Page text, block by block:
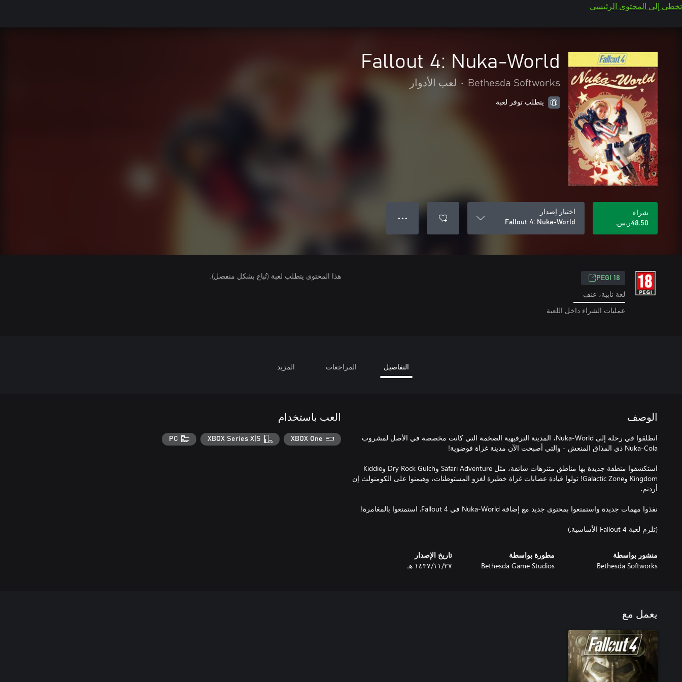
تخطي إلى المحتوى الرئيسي
Fallout 4: Nuka-World
Bethesda Softworks
• لعب الأدوار
يتطلب توفر لعبة
شراء
‪ر.س.‏‎48.50‬
اختيار إصدار
Fallout 4: Nuka-World
● ● ●
PEGI 18
لغة نابية، عنف
عمليات الشراء داخل اللعبة
هذا المحتوى يتطلب لعبة (تُباع بشكل منفصل).
التفاصيل المراجعات المزيد
الوصف
انطلقوا في رحلة إلى Nuka-World، المدينة الترفيهية الضخمة التي كانت مخصصة في الأصل لمشروب
استكشفوا منطقة جديدة بها مناطق متنزهات شائقة، مثل Safari Adventure وDry Rock Gulch وKiddie
Kingdom وGalactic Zone! تولوا قيادة عصابات غزاة خطيرة لغزو المستوطنات، وهيمنوا على الكومنولث إن
(تلزم لعبة Fallout 4 الأساسية.)
منشور بواسطة
Bethesda Softworks
مطورة بواسطة
Bethesda Game Studios
تاريخ الإصدار
٢٧‏/١١‏/١٤٣٧ هـ
العب باستخدام
XBOX One
XBOX Series X|S
PC
يعمل مع